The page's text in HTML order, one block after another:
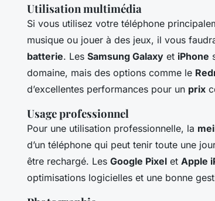
Utilisation multimédia
Si vous utilisez votre téléphone
musique ou jouer à des jeux, il vous
batterie. Les Samsung Galaxy et iPhone
domaine, mais des options comme le
d’excellentes performances pour un prix
Usage professionnel
Pour une utilisation professionnelle, la
d’un téléphone qui peut tenir toute une
être rechargé. Les Google Pixel et Apple
optimisations logicielles et une bonne